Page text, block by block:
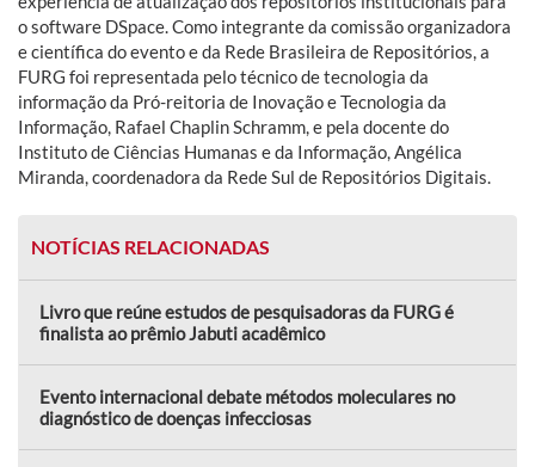
o software DSpace. Como integrante da comissão organizadora
e científica do evento e da Rede Brasileira de Repositórios, a
FURG foi representada pelo técnico de tecnologia da
informação da Pró-reitoria de Inovação e Tecnologia da
Informação, Rafael Chaplin Schramm, e pela docente do
Instituto de Ciências Humanas e da Informação, Angélica
Miranda, coordenadora da Rede Sul de Repositórios Digitais.
NOTÍCIAS RELACIONADAS
Livro que reúne estudos de pesquisadoras da FURG é
finalista ao prêmio Jabuti acadêmico
Evento internacional debate métodos moleculares no
diagnóstico de doenças infecciosas